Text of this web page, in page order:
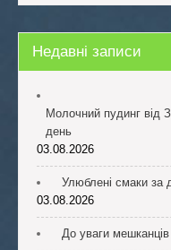
Недавні записи
Молочний пудинг від
день
03.08.2026
Улюблені смаки за
03.08.2026
До уваги